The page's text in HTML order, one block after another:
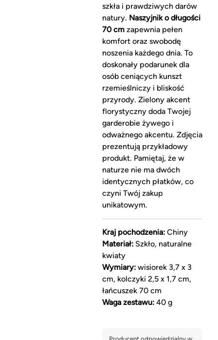
szkła i prawdziwych darów
natury. Naszyjnik o długości
70 cmzapewnia pełen
komfort oraz swobodę
noszenia każdego dnia. To
doskonały podarunek dla
osób ceniących kunszt
rzemieślniczy i bliskość
przyrody. Zielony akcent
florystyczny doda Twojej
garderobie żywego i
odważnego akcentu. Zdjęcia
prezentują przykładowy
produkt. Pamiętaj, że w
naturze nie ma dwóch
identycznych płatków, co
czyni Twój zakup
unikatowym.
Kraj pochodzenia:Chiny
Materiał:Szkło, naturalne
kwiaty
Wymiary:wisiorek 3,7 x 3
cm, kolczyki 2,5 x 1,7 cm,
łańcuszek 70 cm
Waga zestawu:40 g